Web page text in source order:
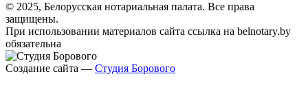
© 2025, Белорусская нотариальная палата. Все права
защищены.
При использовании материалов сайта ссылка на belnotary.by
обязательна
Создание сайта — Студия Борового